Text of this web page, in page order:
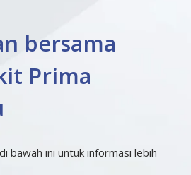
bersama
Prima
bawah ini untuk informasi lebih